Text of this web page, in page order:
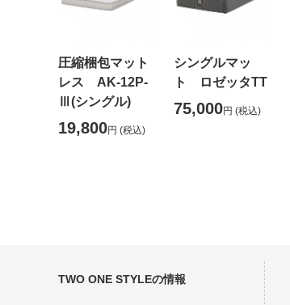
圧縮梱包マット
レス AK-12P-
Ⅲ(シングル)
19,800円 (税込)
シングルマッ
ト ロゼッタTT
75,000円 (税込)
TWO ONE STYLEの情報